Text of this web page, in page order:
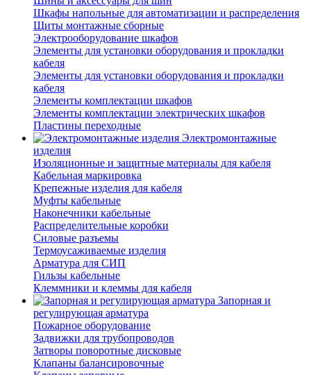
Шкафы напольные для автоматизации и распределения
Щиты монтажные сборные
Электрооборудование шкафов
Элементы для установки оборудования и прокладки
кабеля
Элементы для установки оборудования и прокладки
кабеля
Элементы комплектации шкафов
Элементы комплектации электрических шкафов
Пластины переходные
Электромонтажные
изделия
Изоляционные и защитные материалы для кабеля
Кабельная маркировка
Крепежные изделия для кабеля
Муфты кабельные
Наконечники кабельные
Распределительные коробки
Силовые разъемы
Термоусаживаемые изделия
Арматура для СИП
Гильзы кабельные
Клеммники и клеммы для кабеля
Запорная и
регулирующая арматура
Пожарное оборудование
Задвижки для трубопроводов
Затворы поворотные дисковые
Клапаны балансировочные